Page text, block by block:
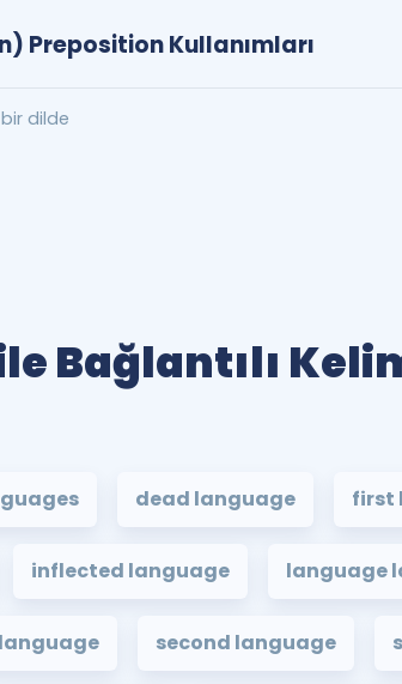
Preposition Kullanımları
bir dilde
Bağlantılı
dead language first
inflected language language
second language